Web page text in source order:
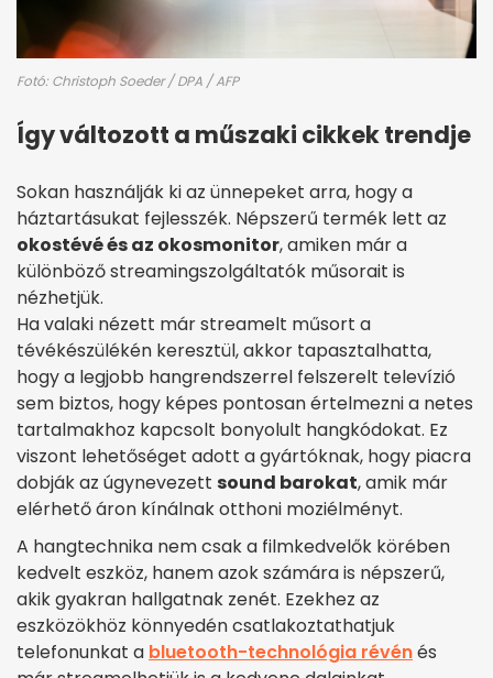
Fotó: Christoph Soeder / DPA / AFP
Így változott a műszaki cikkek trendje
Sokan használják ki az ünnepeket arra, hogy a
háztartásukat fejlesszék. Népszerű termék lett az
okostévé és az okosmonitor, amiken már a
különböző streamingszolgáltatók műsorait is
nézhetjük.
Ha valaki nézett már streamelt műsort a
tévékészülékén keresztül, akkor tapasztalhatta,
hogy a legjobb hangrendszerrel felszerelt televízió
sem biztos, hogy képes pontosan értelmezni a netes
tartalmakhoz kapcsolt bonyolult hangkódokat. Ez
viszont lehetőséget adott a gyártóknak, hogy piacra
dobják az úgynevezett sound barokat, amik már
elérhető áron kínálnak otthoni moziélményt.
A hangtechnika nem csak a filmkedvelők körében
kedvelt eszköz, hanem azok számára is népszerű,
akik gyakran hallgatnak zenét. Ezekhez az
eszközökhöz könnyedén csatlakoztathatjuk
telefonunkat a bluetooth-technológia révénés